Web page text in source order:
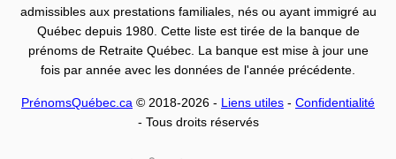
admissibles aux prestations familiales, nés ou ayant immigré au
Québec depuis 1980. Cette liste est tirée de la banque de
prénoms de Retraite Québec. La banque est mise à jour une
fois par année avec les données de l'année précédente.
PrénomsQuébec.ca © 2018-2026 - Liens utiles - Confidentialité
- Tous droits réservés